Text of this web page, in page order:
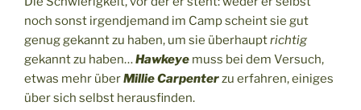
noch sonst irgendjemand im Camp scheint sie gut
genug gekannt zu haben, um sie überhauptrichtig
gekannt zu haben…Hawkeye muss bei dem Versuch,
etwas mehr überMillie Carpenterzu erfahren, einiges
über sich selbst herausfinden.